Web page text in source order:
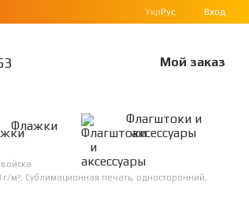
УкрРус Вход
Мой заказ
Флажки
Флагштоки и
аксессуары
м², Сублимационная печать, односторонний,